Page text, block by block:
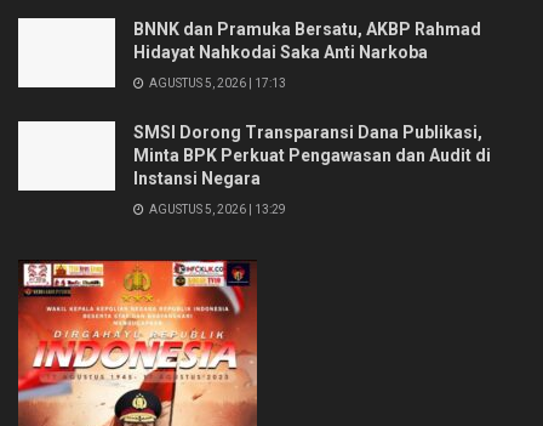
BNNK dan Pramuka Bersatu, AKBP Rahmad
Hidayat Nahkodai Saka Anti Narkoba
AGUSTUS 5, 2026 | 17:13
SMSI Dorong Transparansi Dana Publikasi,
Minta BPK Perkuat Pengawasan dan Audit di
Instansi Negara
AGUSTUS 5, 2026 | 13:29